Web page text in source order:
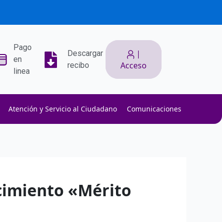
Pago
en
linea
Descargar
recibo
|
Acceso
Atención y Servicio al Ciudadano Comunicaciones
«Mérito